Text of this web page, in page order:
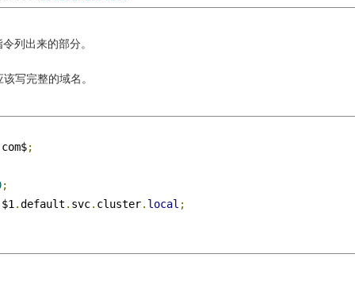
列出来的部分。
写完整的域名。
;
;
$1 .default . svc. cluster. local ;